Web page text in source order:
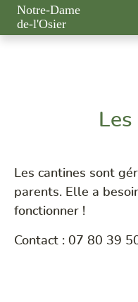
Notre-Dame
de-l'Osier
Les
Les cantines sont
parents. Elle a
fonctionner !
Contact : 07 80 39
Panneau de gestion des